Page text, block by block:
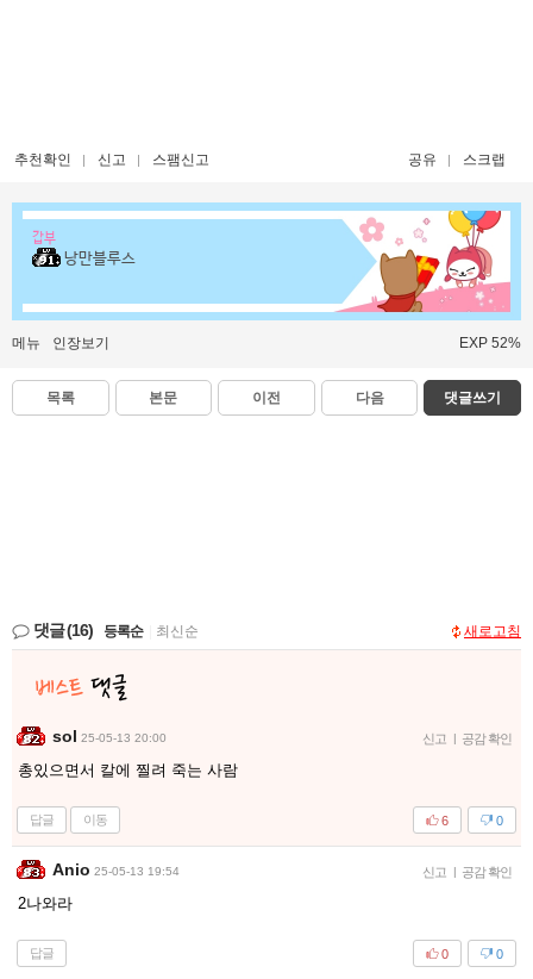
추천확인 신고 스팸신고 공유 스크랩
갑부
낭만블루스
메뉴 인장보기 EXP 52%
목록 본문 이전 다음 댓글쓰기
댓글(16) 등록순 최신순 새로고침
sol 25-05-13 20:00 신고 | 공감 확인
총있으면서 칼에 찔려 죽는 사람
답글 이동 0
6
Anio 25-05-13 19:54 신고 | 공감 확인
2나와라
답글 0
0